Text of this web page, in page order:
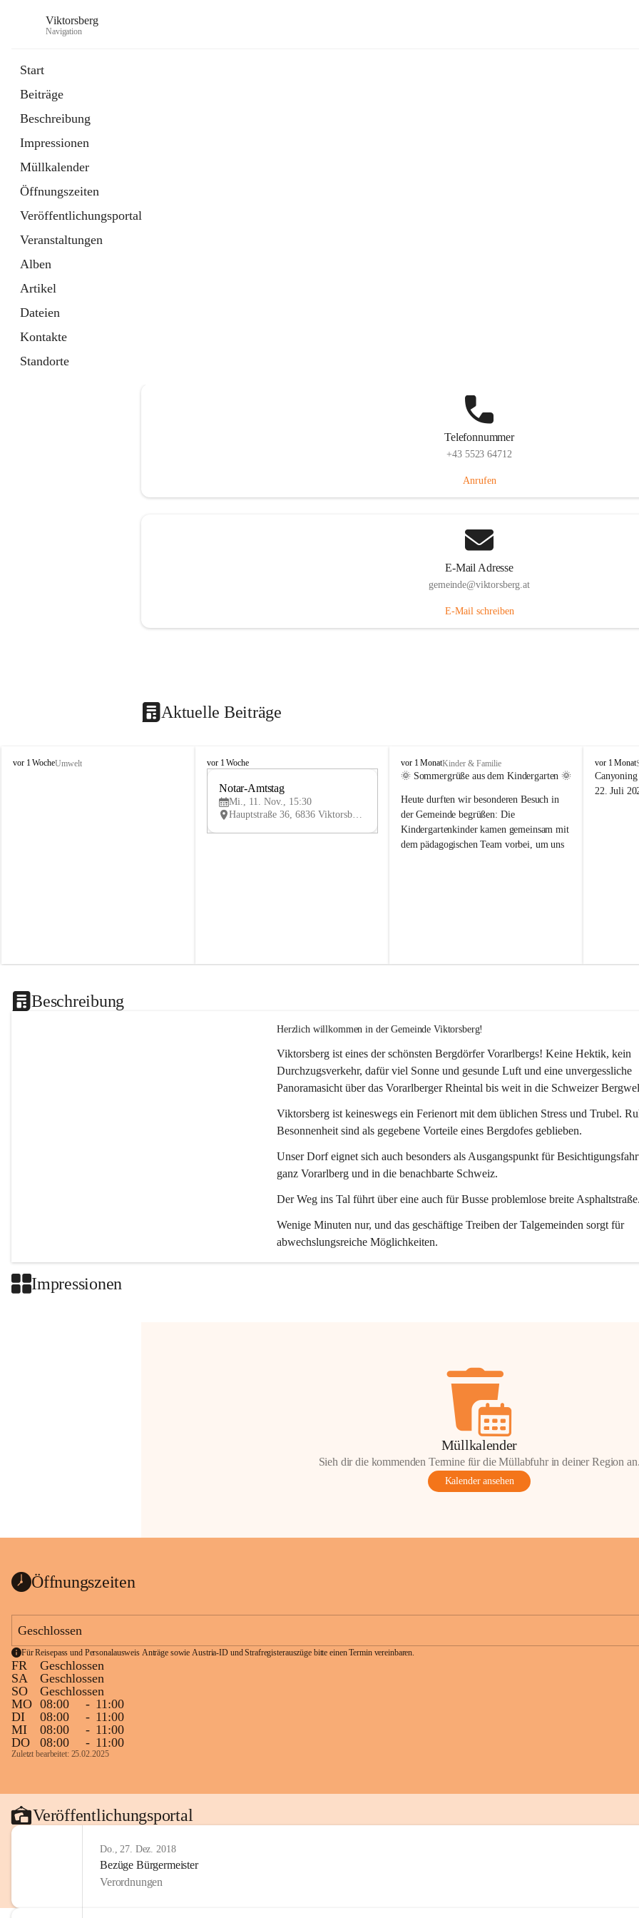
Viktorsberg
Navigation
Start
Beiträge
Beschreibung
Impressionen
Müllkalender
Öffnungszeiten
Veröffentlichungsportal
Veranstaltungen
Alben
Artikel
Dateien
Kontakte
Standorte
Telefonnummer
+43 5523 64712
Anrufen
E-Mail Adresse
gemeinde@viktorsberg.at
E-Mail schreiben
Aktuelle Beiträge
V
vor 1 WocheUmwelt
V
vor 1 Woche
V
Notar-Amtstag
Mi., 11. Nov., 15:30
Hauptstraße 36, 6836 Viktorsberg, AUT
V
i
t
o
r
s
vor 1 MonatKinder & Familie
🌞 Sommergrüße aus dem Kindergarten 🌞
Heute durften wir besonderen Besuch in
der Gemeinde begrüßen: Die
Kindergartenkinder kamen gemeinsam mit
dem pädagogischen Team vorbei, um uns
V
i
k
vor 1 Monat
22. Juli
Beschreibung
Herzlich willkommen in der Gemeinde Viktorsberg!
Viktorsberg ist eines der schönsten Bergdörfer Vorarlbergs! Keine Hektik, kein
Durchzugsverkehr, dafür viel Sonne und gesunde Luft und eine unvergessliche
Panoramasicht über das Vorarlberger Rheintal bis weit in die Schweizer
Viktorsberg ist keineswegs ein Ferienort mit dem üblichen Stress und Trubel.
Besonnenheit sind als gegebene Vorteile eines Bergdofes geblieben.
Unser Dorf eignet sich auch besonders als Ausgangspunkt für
ganz Vorarlberg und in die benachbarte Schweiz.
Der Weg ins Tal führt über eine auch für Busse problemlose breite
Wenige Minuten nur, und das geschäftige Treiben der Talgemeinden sorgt für
abwechslungsreiche Möglichkeiten.
Impressionen
Müllkalender
Sieh dir die kommenden Termine für die Müllabfuhr in deiner Region
Kalender ansehen
Öffnungszeiten
Geschlossen
Für Reisepass und Personalausweis Anträge sowie Austria-ID und Strafregisterauszüge bitte einen Termin vereinbaren.
FR
Geschlossen
SA
Geschlossen
SO
Geschlossen
MO 08:00 - 11:00
DI
08:00 - 11:00
MI
08:00 - 11:00
DO
08:00 - 11:00
Zuletzt bearbeitet: 25.02.2025
Veröffentlichungsportal
Do., 27. Dez. 2018
Bezüge Bürgermeister
Verordnungen